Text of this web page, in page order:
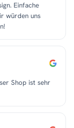
Einfache
würden uns
Shop ist sehr